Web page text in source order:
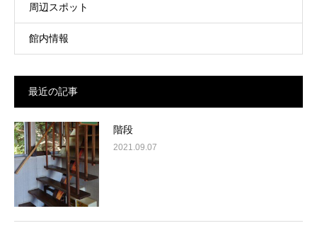
周辺スポット
館内情報
最近の記事
階段
2021.09.07